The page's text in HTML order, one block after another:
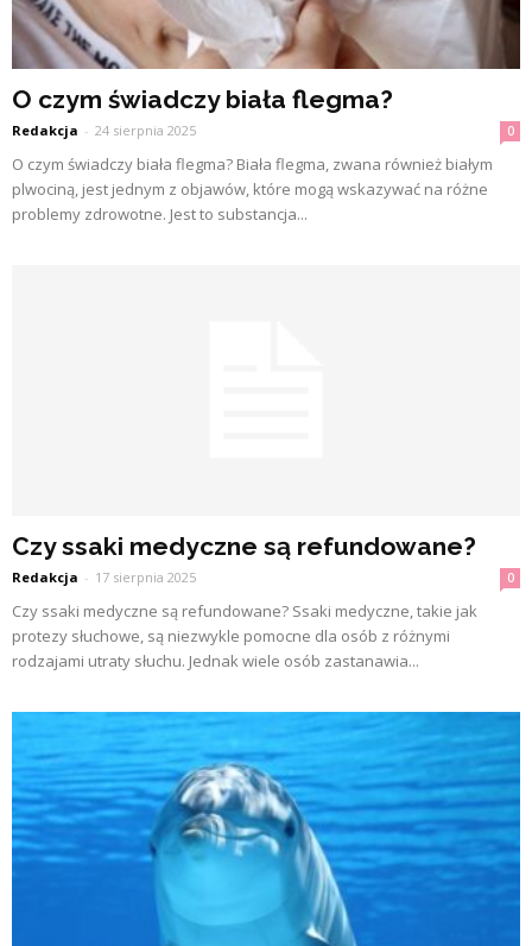
O czym świadczy biała flegma?
Redakcja - 24 sierpnia 2025 0
O czym świadczy biała flegma? Biała flegma, zwana również białym
plwociną, jest jednym z objawów, które mogą wskazywać na różne
problemy zdrowotne. Jest to substancja...
Czy ssaki medyczne są refundowane?
Redakcja - 17 sierpnia 2025 0
Czy ssaki medyczne są refundowane? Ssaki medyczne, takie jak
protezy słuchowe, są niezwykle pomocne dla osób z różnymi
rodzajami utraty słuchu. Jednak wiele osób zastanawia...